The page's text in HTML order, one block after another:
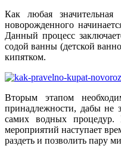
Как любая значительная
новорожденного
Данный процесс
содой ванны (детской
кипятком.
Вторым этапом
принадлежности, дабы не
самих водных процедур.
мероприятий наступает
раздеть и позволить пару